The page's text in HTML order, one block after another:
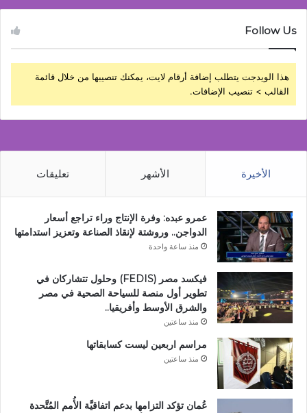
Follow Us
هذا الويدجت يتطلب إضافة أرقام لايت، يمكنك تنصيبها من خلال قائمة
القالب > تنصيب الإضافات.
الأخيرة الأشهر تعليقات
عمرو عبده: وفرة الإنتاج وراء تراجع أسعار
الدواجن.. وروشتة لإنقاذ الصناعة وتعزيز استدامتها
منذ ساعة واحدة
فيكسد مصر (FEDIS) وحلول تتشاركان في
تطوير أول منصة للسياحة الصحية في مصر
والشرق الأوسط وأفريقيا..
منذ ساعتين
مراسم اربعين ليست كسابقاتها
منذ ساعتين
عُمان تؤكد التزامها بدعم اتفاقيَّة الأُمم المُتَّحدة